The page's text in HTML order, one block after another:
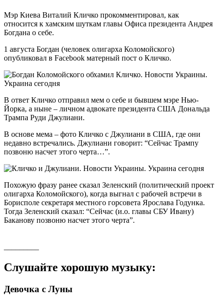
Мэр Киева Виталий Кличко прокомментировал, как
относится к хамским шуткам главы Офиса президента Андрея
Богдана о себе.
1 августа Богдан (человек олигарха Коломойского)
опубликовал в Facebook матерный пост о Кличко.
В ответ Кличко отправил мем о себе и бывшем мэре Нью-
Йорка, а ныне – личном адвокате президента США Дональда
Трампа Руди Джулиани.
В основе мема – фото Кличко с Джулиани в США, где они
недавно встречались. Джулиани говорит: “Сейчас Трампу
позвоню насчет этого черта…”.
Похожую фразу ранее сказал Зеленский (политический проект
олигарха Коломойского), когда выгнал с рабочей встречи в
Борисполе секретаря местного горсовета Ярослава Годунка.
Тогда Зеленский сказал: “Сейчас (и.о. главы СБУ Ивану)
Баканову позвоню насчет этого черта”.
Слушайте хорошую музыку:
Девочка с Луны